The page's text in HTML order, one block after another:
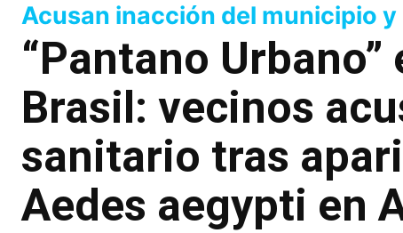
Acusan inacción del municipio y
“Pantano
Brasil: vecinos
sanitario tras
Aedes aegypti en